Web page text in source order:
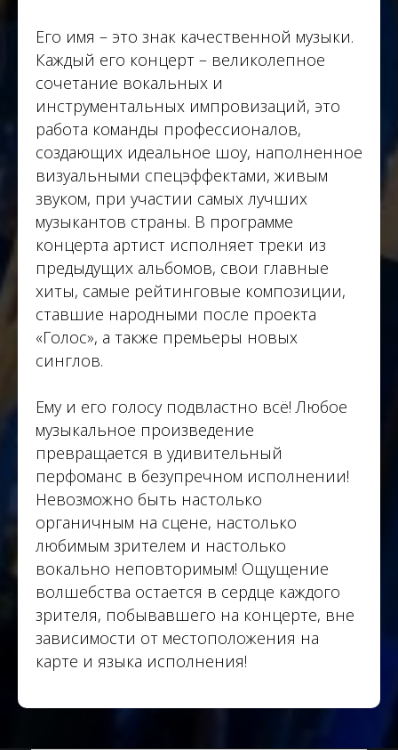
Его имя – это знак качественной музыки.
Каждый его концерт – великолепное
сочетание вокальных и
инструментальных импровизаций, это
работа команды профессионалов,
создающих идеальное шоу, наполненное
визуальными спецэффектами, живым
звуком, при участии самых лучших
музыкантов страны. В программе
концерта артист исполняет треки из
предыдущих альбомов, свои главные
хиты, самые рейтинговые композиции,
ставшие народными после проекта
«Голос», а также премьеры новых
синглов.
Ему и его голосу подвластно всё! Любое
музыкальное произведение
превращается в удивительный
перфоманс в безупречном исполнении!
Невозможно быть настолько
органичным на сцене, настолько
любимым зрителем и настолько
вокально неповторимым! Ощущение
волшебства остается в сердце каждого
зрителя, побывавшего на концерте, вне
зависимости от местоположения на
карте и языка исполнения!